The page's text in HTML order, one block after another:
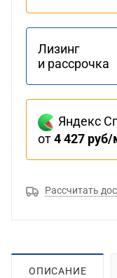
Лизинг
и рассрочка
Яндекс
от4 427
Рассчитать
ОПИСАНИЕ